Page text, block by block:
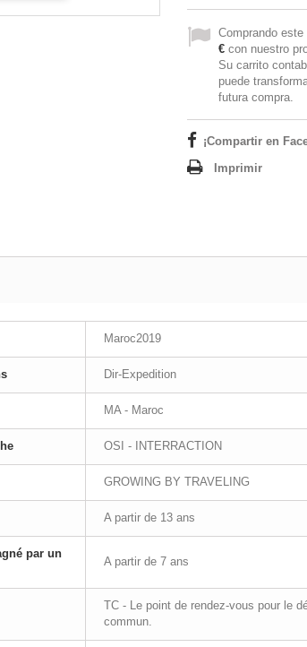
Comprando
€ con nuestro
Su carrito
puede
futura compra.
¡Compartir en
Imprimir
Maroc2019
Dir-Expedition
MA - Maroc
OSI - INTERRACTION
GROWING BY TRAVELING
A partir de 13 ans
par un
A partir de 7 ans
TC - Le point de rendez-vous pour le
commun.